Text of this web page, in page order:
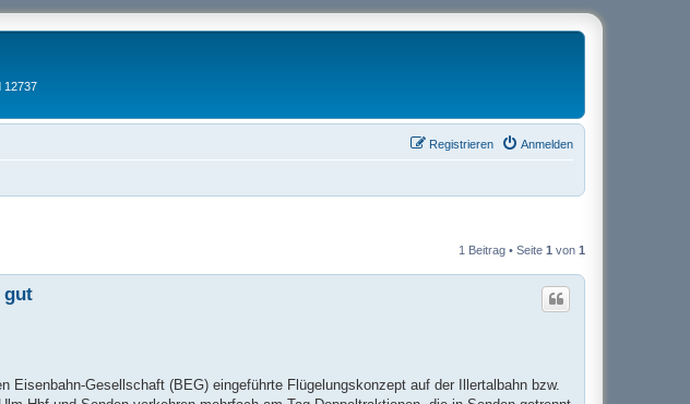
12737
Anmelden
Registrieren
1 Beitrag • Seite 1 von 1
gut
Eisenbahn-Gesellschaft (BEG) eingeführte Flügelungskonzept auf der Illertalbahn bzw.